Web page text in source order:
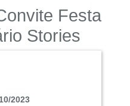
Festa
Stories
2023